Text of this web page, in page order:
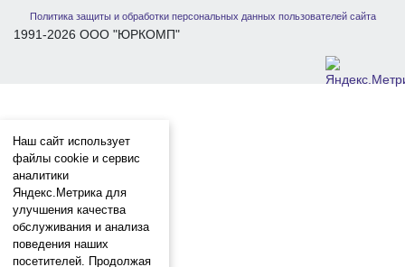
Политика защиты и обработки персональных данных пользователей сайта
1991-2026 ООО "ЮРКОМП"
Наш сайт использует
файлы cookie и сервис
аналитики
Яндекс.Метрика для
улучшения качества
обслуживания и анализа
поведения наших
посетителей. Продолжая